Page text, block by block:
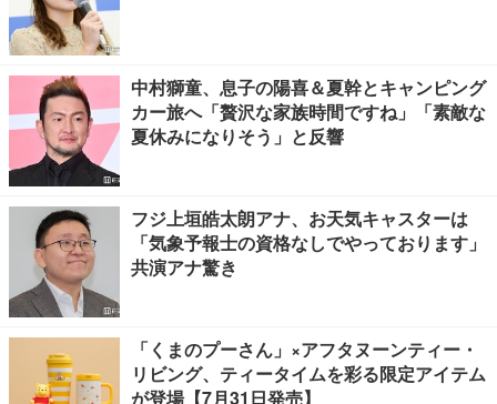
中村獅童、息子の陽喜＆夏幹とキャンピング
カー旅へ「贅沢な家族時間ですね」「素敵な
夏休みになりそう」と反響
フジ上垣皓太朗アナ、お天気キャスターは
「気象予報士の資格なしでやっております」
共演アナ驚き
「くまのプーさん」×アフタヌーンティー・
リビング、ティータイムを彩る限定アイテム
が登場【7月31日発売】